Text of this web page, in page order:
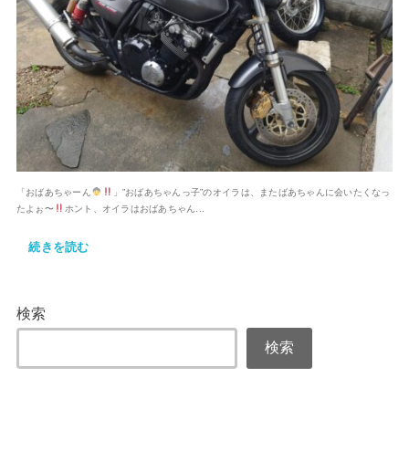
「おばあちゃーん
」”おばあちゃんっ子”のオイラは、またばあちゃんに会いたくなっ
たよぉ〜
ホント、オイラはおばあちゃん...
続きを読む
検索
検索